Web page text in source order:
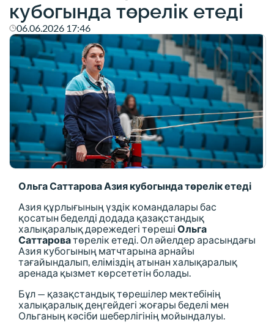
кубогында төрелік етеді
06.06.2026 17:46
Ольга Саттарова Азия кубогында төрелік етеді
Азия құрлығының үздік командалары бас
қосатын беделді додада қазақстандық
халықаралық дәрежедегі төреші Ольга
Саттароватөрелік етеді. Ол әйелдер арасындағы
Азия кубогының матчтарына арнайы
тағайындалып, еліміздің атынан халықаралық
аренада қызмет көрсететін болады.
Бұл — қазақстандық төрешілер мектебінің
халықаралық деңгейдегі жоғары беделі мен
Ольганың кәсіби шеберлігінің мойындалуы.